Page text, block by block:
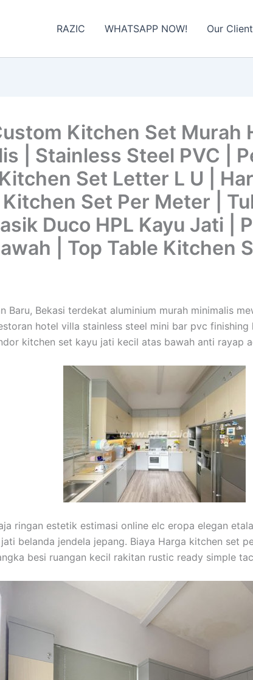
RAZIC WHATSAPP NOW! Our Client
Kitchen Set Murah
| Stainless Steel PVC |
Set Letter L U |
Set Per Meter |
Duco HPL Kayu Jati |
| Top Table Kitchen
Baru, Bekasi terdekat aluminium murah minimalis
hotel villa stainless steel mini bar pvc
kitchen set kayu jati kecil atas bawah anti rayap
ringan estetik estimasi online elc eropa elegan
belanda jendela jepang. Biaya Harga kitchen set
besi ruangan kecil rakitan rustic ready simple